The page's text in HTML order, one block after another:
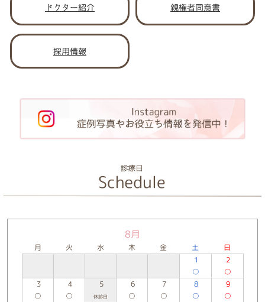
ドクター紹介 親権者同意書
採用情報
8月
月 火 水 木 金 土
日
1
○
2
○
3
○
4
○
5
休診日
6
○
7
○
8
○
9
○